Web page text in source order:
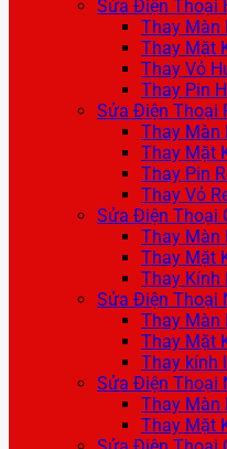
Sửa Điện Thoại
Thay Màn
Thay Mặt
Thay Vỏ
Thay Pin
Sửa Điện Thoại
Thay Màn
Thay Mặt
Thay Pin
Thay Vỏ
Sửa Điện Thoại
Thay Màn
Thay Mặt
Thay Kính
Sửa Điện Thoại
Thay Màn
Thay Mặt
Thay kính
Sửa Điện Thoại
Thay Màn
Thay Mặt